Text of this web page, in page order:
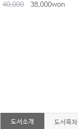
40,000
38,000won
도서소개 도서목차